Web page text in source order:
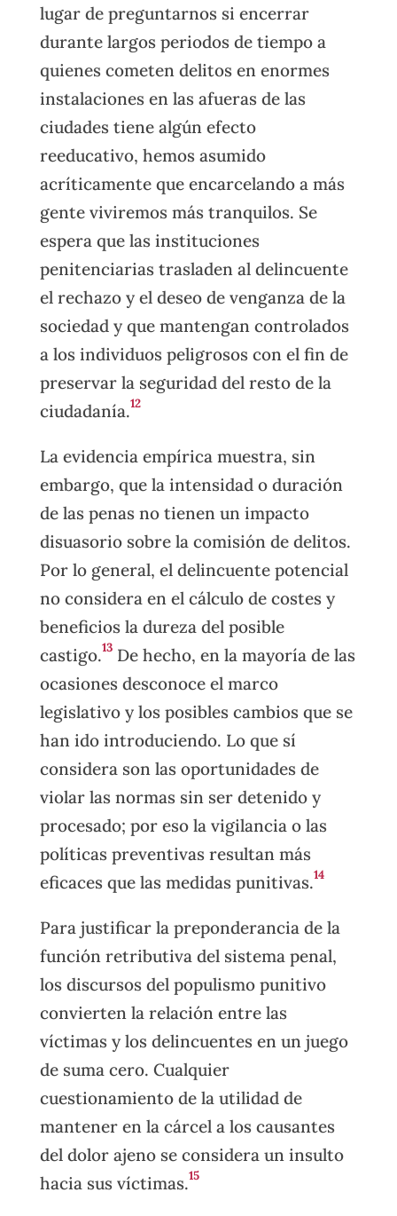
lugar de preguntarnos si encerrar
durante largos periodos de tiempo a
quienes cometen delitos en enormes
instalaciones en las afueras de las
ciudades tiene algún efecto
reeducativo, hemos asumido
acríticamente que encarcelando a más
gente viviremos más tranquilos. Se
espera que las instituciones
penitenciarias trasladen al delincuente
el rechazo y el deseo de venganza de la
sociedad y que mantengan controlados
a los individuos peligrosos con el fin de
preservar la seguridad del resto de la
ciudadanía.12
La evidencia empírica muestra, sin
embargo, que la intensidad o duración
de las penas no tienen un impacto
disuasorio sobre la comisión de delitos.
Por lo general, el delincuente potencial
no considera en el cálculo de costes y
beneficios la dureza del posible
castigo.13De hecho, en la mayoría de las
ocasiones desconoce el marco
legislativo y los posibles cambios que se
han ido introduciendo. Lo que sí
considera son las oportunidades de
violar las normas sin ser detenido y
procesado; por eso la vigilancia o las
políticas preventivas resultan más
eficaces que las medidas punitivas.14
Para justificar la preponderancia de la
función retributiva del sistema penal,
los discursos del populismo punitivo
convierten la relación entre las
víctimas y los delincuentes en un juego
de suma cero. Cualquier
cuestionamiento de la utilidad de
mantener en la cárcel a los causantes
del dolor ajeno se considera un insulto
hacia sus víctimas.15